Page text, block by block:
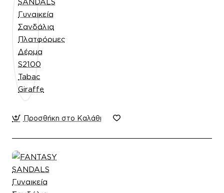
Προσθήκη στο Καλάθι